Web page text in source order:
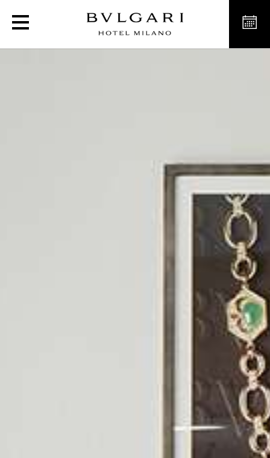
Junior Suite Garden